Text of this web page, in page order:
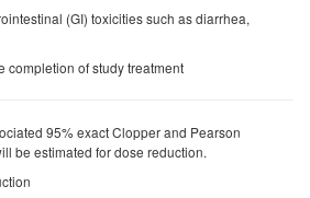
(GI) toxicities such as diarrhea,
completion of study treatment
95% exact Clopper and Pearson
be estimated for dose reduction.